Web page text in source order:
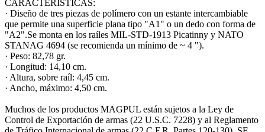
CARACTERÍSTICAS:
· Diseño de tres piezas de polímero con un estante intercambiable
que permite una superficie plana tipo "A1" o un dedo con forma de
"A2".Se monta en los raíles MIL-STD-1913 Picatinny y NATO
STANAG 4694 (se recomienda un mínimo de ~ 4 ").
· Peso: 82,78 gr.
· Longitud: 14,10 cm.
· Altura, sobre raíl: 4,45 cm.
· Ancho, máximo: 4,50 cm.
Muchos de los productos MAGPUL están sujetos a la Ley de
Control de Exportación de armas (22 U.S.C. 7228) y al Reglamento